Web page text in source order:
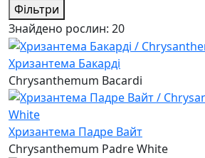
Фільтри
Знайдено рослин: 20
Хризантема Бакарді
Chrysanthemum Bacardi
Хризантема Падре Вайт
Chrysanthemum Padre White